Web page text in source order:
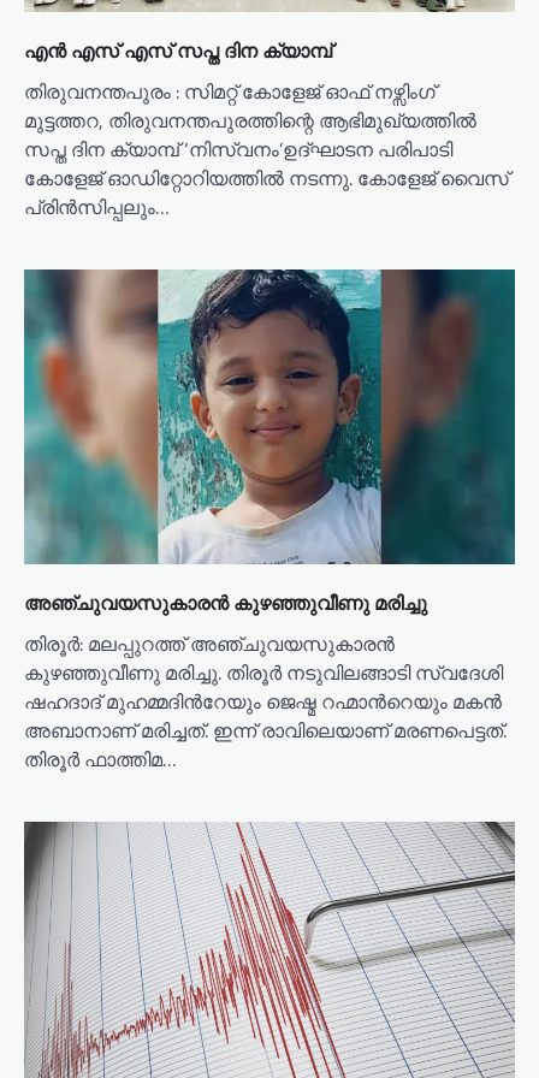
o
n
എൻ എസ് എസ് സപ്ത ദിന ക്യാമ്പ്
തിരുവനന്തപുരം : സിമറ്റ് കോളേജ് ഓഫ് നഴ്സിംഗ്
മുട്ടത്തറ, തിരുവനന്തപുരത്തിന്റെ ആഭിമുഖ്യത്തിൽ
സപ്ത ദിന ക്യാമ്പ് ‘നിസ്വനം’ഉദ്ഘാടന പരിപാടി
കോളേജ് ഓഡിറ്റോറിയത്തിൽ നടന്നു. കോളേജ് വൈസ്
പ്രിൻസിപ്പലും…
അഞ്ചുവയസുകാരൻ കുഴഞ്ഞുവീണു മരിച്ചു
തിരൂർ: മലപ്പുറത്ത് അഞ്ചുവയസുകാരൻ
കുഴഞ്ഞുവീണു മരിച്ചു. തിരൂർ നടുവിലങ്ങാടി സ്വദേശി
ഷഹദാദ് മുഹമ്മദിന്‍റേയും ജെഷ്മ റഹ്മാന്‍റെയും മകൻ
അബാനാണ് മരിച്ചത്. ഇന്ന് രാവിലെയാണ് മരണപെട്ടത്.
തിരൂർ ഫാത്തിമ…